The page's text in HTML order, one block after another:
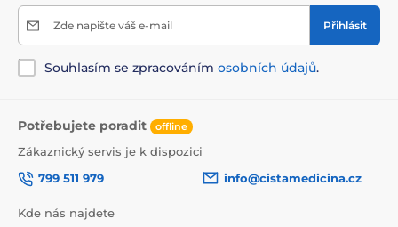
Objem
140 ml
Zde napište váš e-mail Přihlásit
Souhlasím se zpracováním osobních údajů.
Potřebujete poradit offline
Zákaznický servis je k dispozici
799 511 979
info@cistamedicina.cz
Kde nás najdete